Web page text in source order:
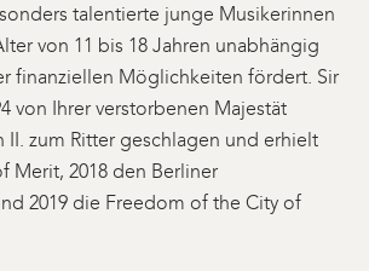
talentierte junge Musikerinnen
von 11 bis 18 Jahren unabhängig
finanziellen Möglichkeiten fördert. Sir
von Ihrer verstorbenen Majestät
II. zum Ritter geschlagen und erhielt
Merit, 2018 den Berliner
2019 die Freedom of the City of